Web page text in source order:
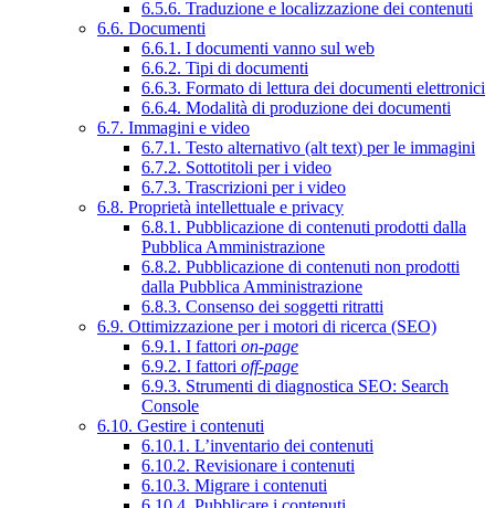
6.5.6. Traduzione e localizzazione dei contenuti
6.6. Documenti
6.6.1. I documenti vanno sul web
6.6.2. Tipi di documenti
6.6.3. Formato di lettura dei documenti elettronici
6.6.4. Modalità di produzione dei documenti
6.7. Immagini e video
6.7.1. Testo alternativo (alt text) per le immagini
6.7.2. Sottotitoli per i video
6.7.3. Trascrizioni per i video
6.8. Proprietà intellettuale e privacy
6.8.1. Pubblicazione di contenuti prodotti dalla
Pubblica Amministrazione
6.8.2. Pubblicazione di contenuti non prodotti
dalla Pubblica Amministrazione
6.8.3. Consenso dei soggetti ritratti
6.9. Ottimizzazione per i motori di ricerca (SEO)
6.9.1. I fattori on-page
6.9.2. I fattori off-page
6.9.3. Strumenti di diagnostica SEO: Search
Console
6.10. Gestire i contenuti
6.10.1. L’inventario dei contenuti
6.10.2. Revisionare i contenuti
6.10.3. Migrare i contenuti